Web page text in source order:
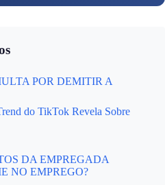
POR DEMITIR A
do TikTok Revela Sobre
DA EMPREGADA
NO EMPREGO?